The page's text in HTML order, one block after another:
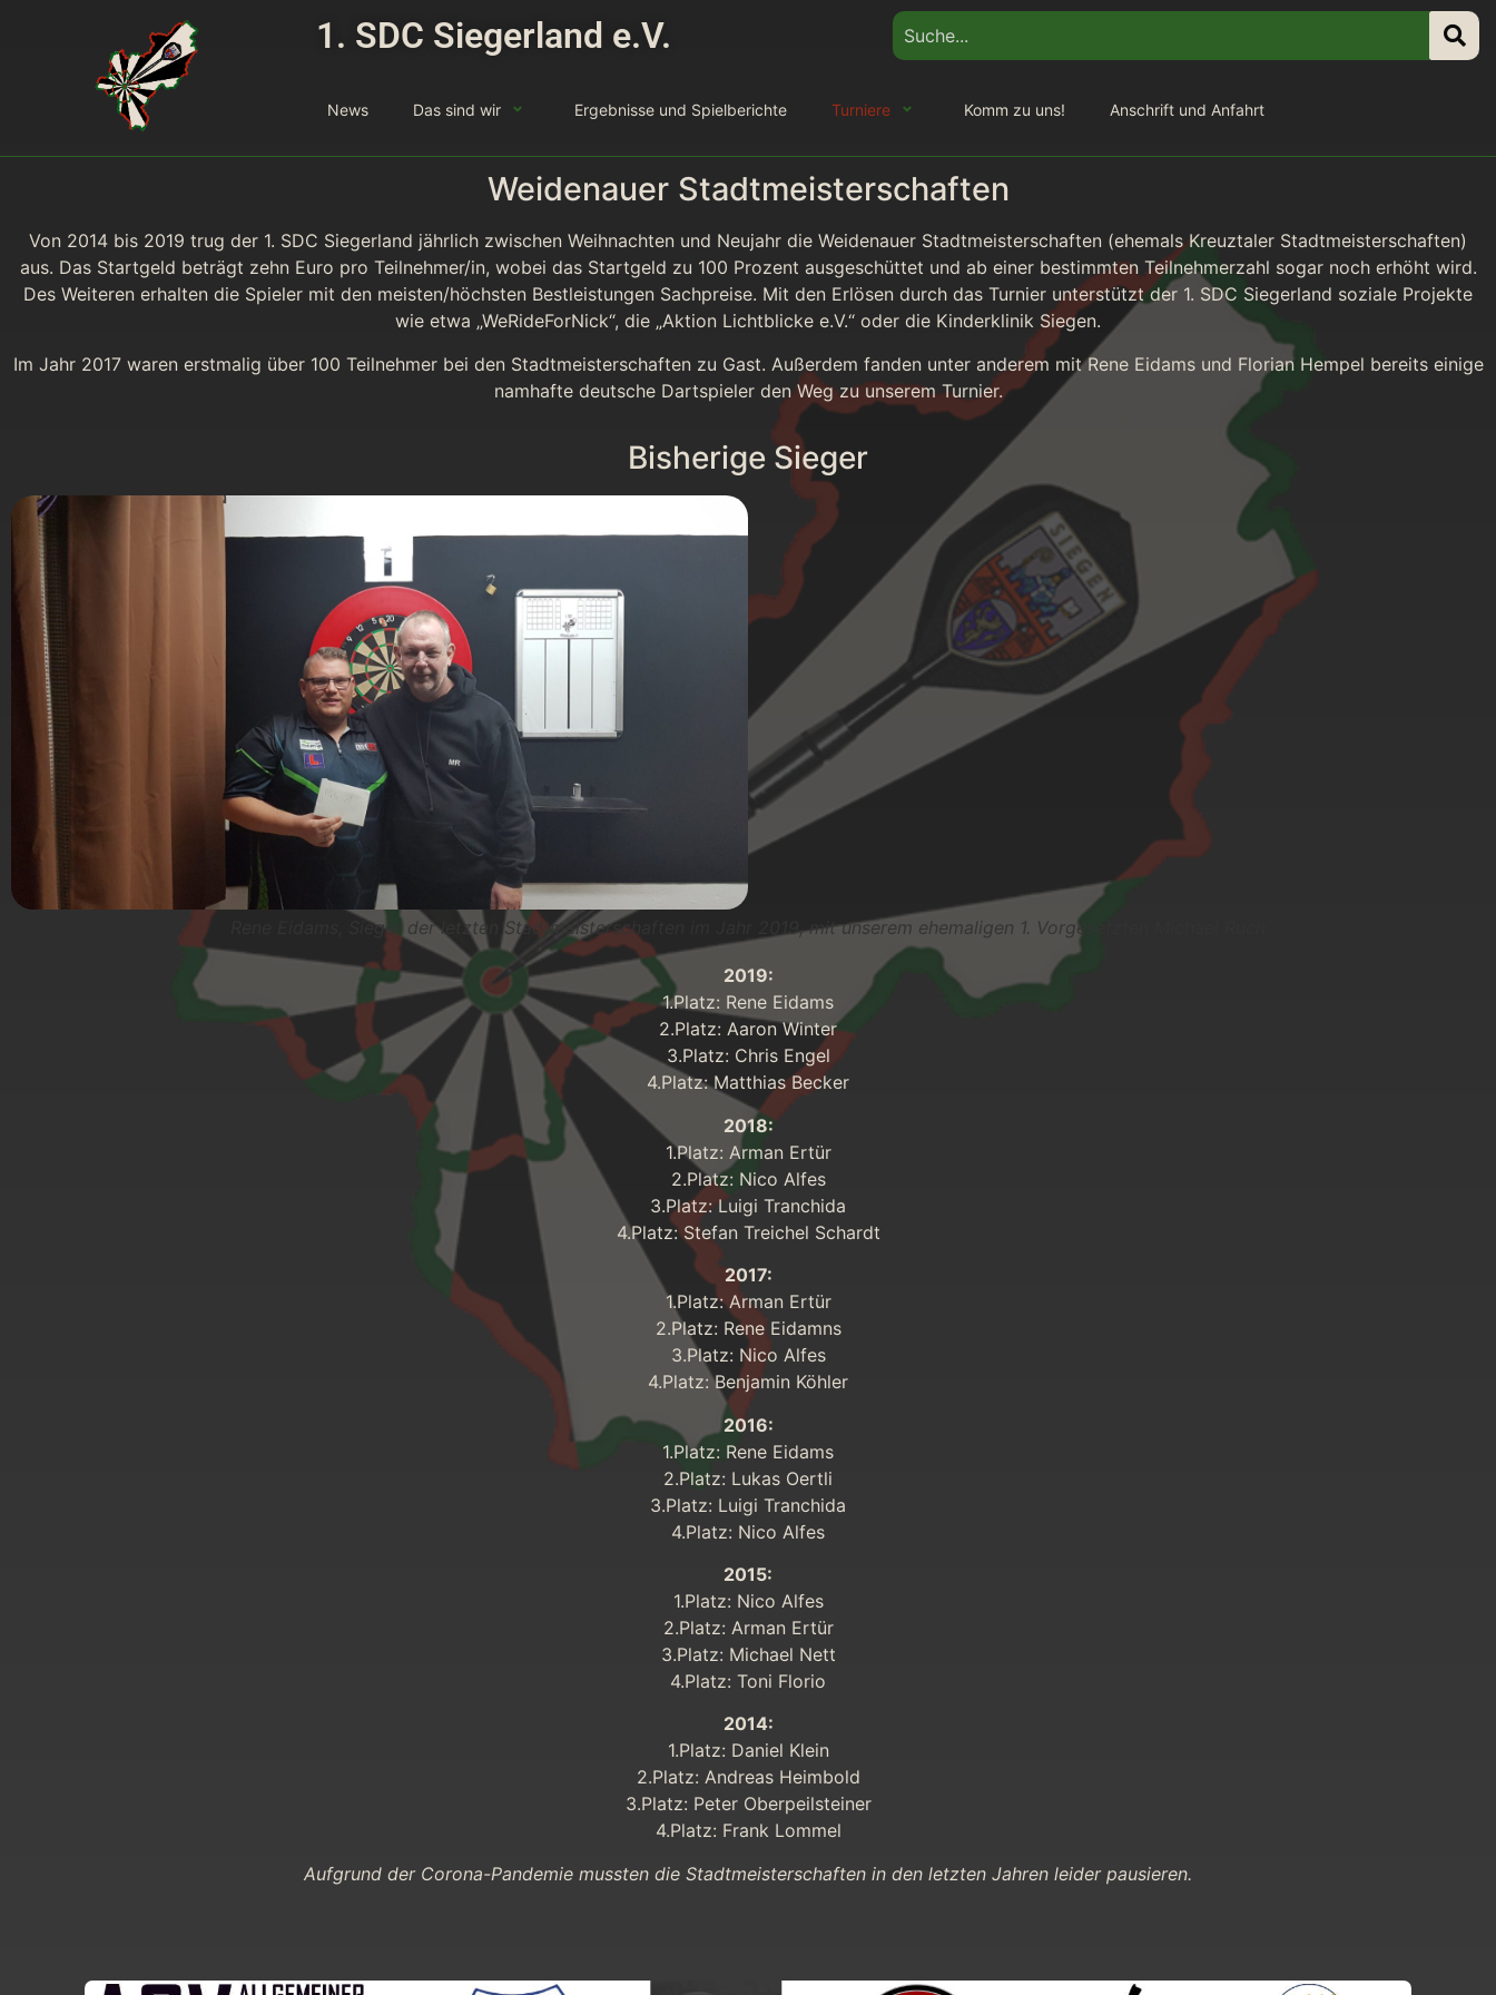
1. SDC Siegerland e.V.
News Das sind wir Ergebnisse und Spielberichte Turniere Komm zu uns! Anschrift und Anfahrt
Weidenauer Stadtmeisterschaften
Von 2014 bis 2019 trug der 1. SDC Siegerland jährlich zwischen Weihnachten und Neujahr die Weidenauer Stadtmeisterschaften (ehemals Kreuztaler Stadtmeisterschaften)
aus. Das Startgeld beträgt zehn Euro pro Teilnehmer/in, wobei das Startgeld zu 100 Prozent ausgeschüttet und ab einer bestimmten Teilnehmerzahl sogar noch erhöht wird.
Des Weiteren erhalten die Spieler mit den meisten/höchsten Bestleistungen Sachpreise. Mit den Erlösen durch das Turnier unterstützt der 1. SDC Siegerland soziale Projekte
wie etwa „WeRideForNick“, die „Aktion Lichtblicke e.V.“ oder die Kinderklinik Siegen.
Im Jahr 2017 waren erstmalig über 100 Teilnehmer bei den Stadtmeisterschaften zu Gast. Außerdem fanden unter anderem mit Rene Eidams und Florian Hempel bereits einige
namhafte deutsche Dartspieler den Weg zu unserem Turnier.
Bisherige Sieger
Rene Eidams, Sieger der letzten Stadtmeisterschaften im Jahr 2019, mit unserem ehemaligen 1. Vorgesetzten Michael Ruch
2019:
1.Platz: Rene Eidams
2.Platz: Aaron Winter
3.Platz: Chris Engel
4.Platz: Matthias Becker
2018:
1.Platz: Arman Ertür
2.Platz: Nico Alfes
3.Platz: Luigi Tranchida
4.Platz: Stefan Treichel Schardt
2017:
1.Platz: Arman Ertür
2.Platz: Rene Eidamns
3.Platz: Nico Alfes
4.Platz: Benjamin Köhler
2016:
1.Platz: Rene Eidams
2.Platz: Lukas Oertli
3.Platz: Luigi Tranchida
4.Platz: Nico Alfes
2015:
1.Platz: Nico Alfes
2.Platz: Arman Ertür
3.Platz: Michael Nett
4.Platz: Toni Florio
2014:
1.Platz: Daniel Klein
2.Platz: Andreas Heimbold
3.Platz: Peter Oberpeilsteiner
4.Platz: Frank Lommel
Aufgrund der Corona-Pandemie mussten die Stadtmeisterschaften in den letzten Jahren leider pausieren.